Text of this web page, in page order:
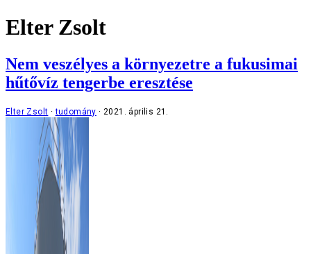
Elter Zsolt
Nem veszélyes a környezetre a fukusimai
hűtővíz tengerbe eresztése
Elter Zsolt tudomány 2021. április 21.